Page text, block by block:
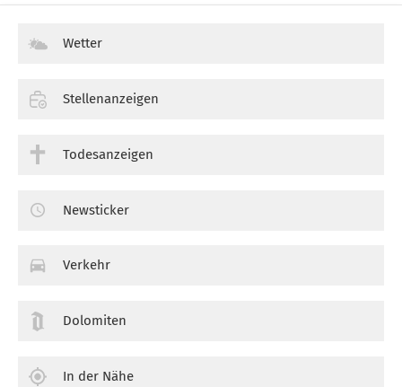
Wetter
Stellenanzeigen
Todesanzeigen
Newsticker
Verkehr
Dolomiten
In der Nähe